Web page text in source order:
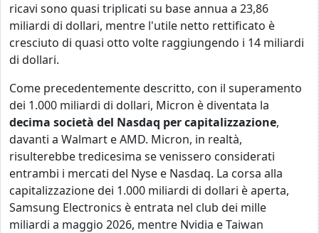
ricavi sono quasi triplicati su base annua a 23,86
miliardi di dollari, mentre l'utile netto rettificato è
cresciuto di quasi otto volte raggiungendo i 14 miliardi
di dollari.
Come precedentemente descritto, con il superamento
dei 1.000 miliardi di dollari, Micron è diventata la
decima società del Nasdaq per capitalizzazione,
davanti a Walmart e AMD. Micron, in realtà,
risulterebbe tredicesima se venissero considerati
entrambi i mercati del Nyse e Nasdaq. La corsa alla
capitalizzazione dei 1.000 miliardi di dollari è aperta,
Samsung Electronics è entrata nel club dei mille
miliardi a maggio 2026, mentre Nvidia eTaiwan